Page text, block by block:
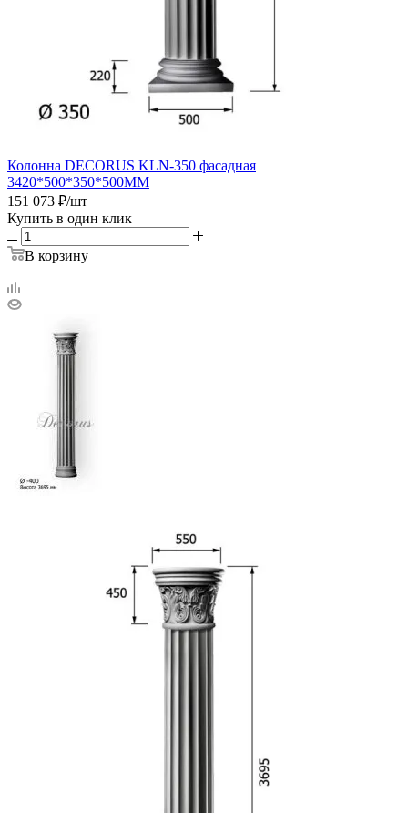
Колонна DECORUS KLN-350 фасадная
3420*500*350*500ММ
151 073 ₽/шт
Купить в один клик
В корзину